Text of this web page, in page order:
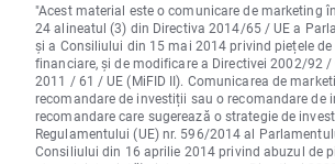
"Acest material este o comunicare de marketing
24 alineatul (3) din Directiva 2014/65 / UE a
și a Consiliului din 15 mai 2014 privind piețele
financiare, și de modificare a Directivei 2002/92 /
2011 / 61 / UE (MiFID II). Comunicarea de
recomandare de investiții sau o recomandare de
recomandare care sugerează o strategie de
Regulamentului (UE) nr. 596/2014 al
Consiliului din 16 aprilie 2014 privind abuzul de